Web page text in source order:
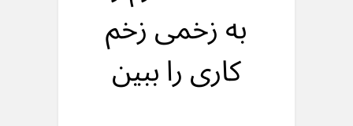
به زخمی زخم
کاری را ببین